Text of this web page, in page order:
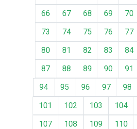
66
67 68 69 70
73
74 75 76 77
80
81 82 83 84
87
88 89 90 91
94
95 96 97 98
101
102 103 104
107
108 109 110